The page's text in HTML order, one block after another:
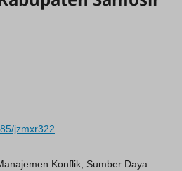
jzmxr322
Konflik, Sumber Daya